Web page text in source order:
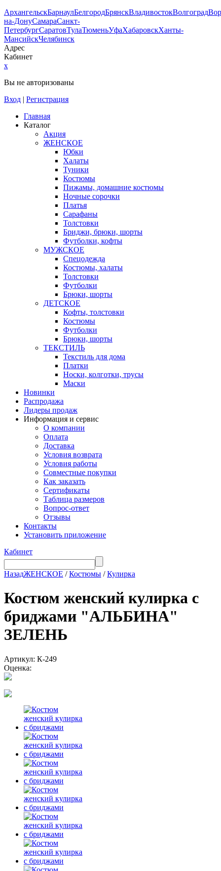
АрхангельскБарнаулБелгородБрянскВладивостокВолгоград
на-ДонуСамараСанкт-
ПетербургСаратовТулаТюменьУфаХабаровскХанты-
МансийскЧелябинск
Адрес
Кабинет
x
Вы не авторизованы
Вход | Регистрация
Главная
Каталог
Акция
ЖЕНСКОЕ
Юбки
Халаты
Туники
Костюмы
Пижамы, домашние костюмы
Ночные сорочки
Платья
Сарафаны
Толстовки
Бриджи, брюки, шорты
Футболки, кофты
МУЖСКОЕ
Спецодежда
Костюмы, халаты
Толстовки
Футболки
Брюки, шорты
ДЕТСКОЕ
Кофты, толстовки
Костюмы
Футболки
Брюки, шорты
ТЕКСТИЛЬ
Текстиль для дома
Платки
Носки, колготки, трусы
Маски
Новинки
Распродажа
Лидеры продаж
Информация и сервис
О компании
Оплата
Доставка
Условия возврата
Условия работы
Совместные покупки
Как заказать
Сертификаты
Таблица размеров
Вопрос-ответ
Отзывы
Контакты
Установить приложение
Кабинет
НазадЖЕНСКОЕ /Костюмы /Кулирка
Костюм женский кулирка с
бриджами "АЛЬБИНА"
ЗЕЛЕНЬ
Артикул: К-249
Оценка: